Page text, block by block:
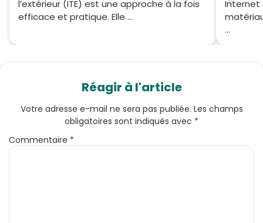
l’extérieur (ITE) est une approche à la fois
efficace et pratique. Elle ...
Internet
...
Réagir à l'article
Votre adresse e-mail ne sera pas publiée. Les champs
obligatoires sont indiqués avec *
Commentaire *